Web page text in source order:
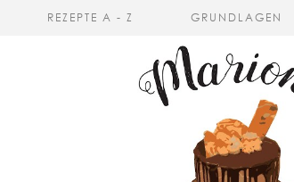
REZEPTE A - Z GRUNDLAGEN